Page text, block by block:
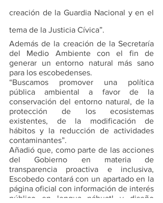
creación de la Guardia Nacional y en el
tema de la Justicia Cívica”.
Además de la creación de la Secretaría
del Medio Ambiente con el fin de
generar un entorno natural más sano
para los escobedenses.
“Buscamos promover una política
pública ambiental a favor de la
conservación del entorno natural, de la
protección de los ecosistemas
existentes, de la modificación de
hábitos y la reducción de actividades
contaminantes”.
Añadió que, como parte de las acciones
del Gobierno en materia de
transparencia proactiva e inclusiva,
Escobedo contará con un apartado en la
página oficial con información de interés
público en lengua náhuatl y diseño